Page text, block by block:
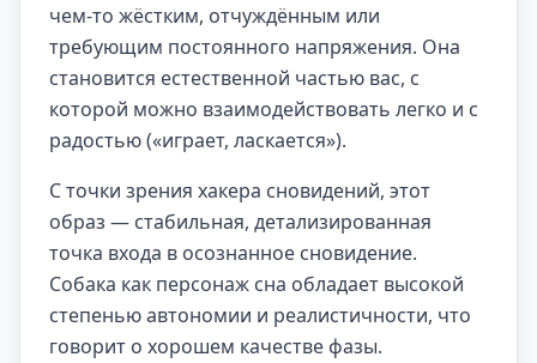
чем-то жёстким, отчуждённым или
требующим постоянного напряжения. Она
становится естественной частью вас, с
которой можно взаимодействовать легко и с
радостью («играет, ласкается»).
С точки зрения хакера сновидений, этот
образ — стабильная, детализированная
точка входа в осознанное сновидение.
Собака как персонаж сна обладает высокой
степенью автономии и реалистичности, что
говорит о хорошем качестве фазы.